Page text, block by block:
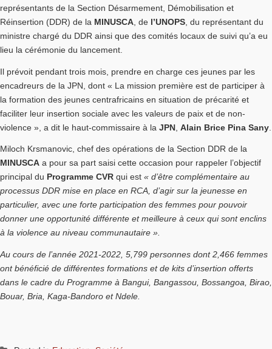
représentants de la Section Désarmement, Démobilisation et
Réinsertion (DDR) de la MINUSCA , de l’UNOPS , du représentant du
ministre chargé du DDR ainsi que des comités locaux de suivi qu’a eu
lieu la cérémonie du lancement.
Il prévoit pendant trois mois, prendre en charge ces jeunes par les
encadreurs de la JPN, dont « La mission première est de participer à
la formation des jeunes centrafricains en situation de précarité et
faciliter leur insertion sociale avec les valeurs de paix et de non-
violence », a dit le haut-commissaire à la JPN Alain Brice Pina Sany
Miloch Krsmanovic, chef des opérations de la Section DDR de la
MINUSCA a pour sa part saisi cette occasion pour rappeler l’objectif
principal du Programme CVR qui est « d’être complémentaire au
processus DDR mise en place en RCA, d’agir sur la jeunesse en
particulier, avec une forte participation des femmes pour pouvoir
donner une opportunité différente et meilleure à ceux qui sont enclins
à la violence au niveau communautaire ».
Au cours de l’année 2021-2022, 5,799 personnes dont 2,466 femmes
ont bénéficié de différentes formations et de kits d’insertion offerts
dans le cadre du Programme à Bangui, Bangassou, Bossangoa, Birao,
Bouar, Bria, Kaga-Bandoro et Ndele.